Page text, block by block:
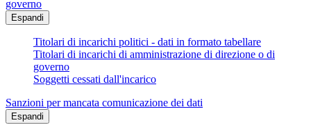
governo
Espandi
Titolari di incarichi politici - dati in formato tabellare
Titolari di incarichi di amministrazione di direzione o di
governo
Soggetti cessati dall'incarico
Sanzioni per mancata comunicazione dei dati
Espandi